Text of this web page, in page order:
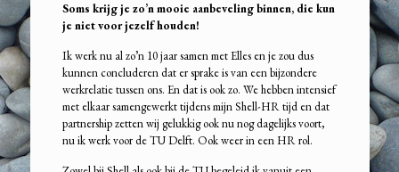
Soms krijg je zo’n mooie aanbeveling binnen, die kun
je niet voor jezelf houden!
Ik werk nu al zo’n 10 jaar samen met Elles en je zou dus
kunnen concluderen dat er sprake is van een bijzondere
werkrelatie tussen ons. En dat is ook zo. We hebben intensief
met elkaar samengewerkt tijdens mijn Shell-HR tijd en dat
partnership zetten wij gelukkig ook nu nog dagelijks voort,
nu ik werk voor de TU Delft. Ook weer in een HR rol.